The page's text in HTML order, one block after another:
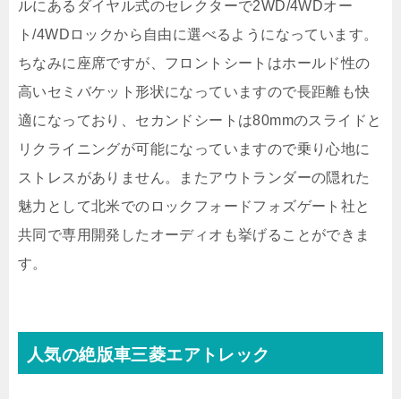
ルにあるダイヤル式のセレクターで2WD/4WDオー
ト/4WDロックから自由に選べるようになっています。
ちなみに座席ですが、フロントシートはホールド性の
高いセミバケット形状になっていますので長距離も快
適になっており、セカンドシートは80mmのスライドと
リクライニングが可能になっていますので乗り心地に
ストレスがありません。またアウトランダーの隠れた
魅力として北米でのロックフォードフォズゲート社と
共同で専用開発したオーディオも挙げることができま
す。
人気の絶版車三菱エアトレック